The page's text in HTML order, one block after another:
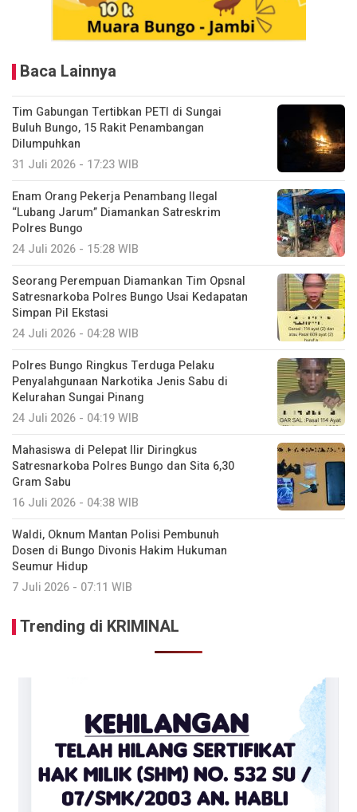
Baca Lainnya
Tim Gabungan Tertibkan PETI di Sungai
Buluh Bungo, 15 Rakit Penambangan
Dilumpuhkan
31 Juli 2026 - 17:23 WIB
Enam Orang Pekerja Penambang Ilegal
“Lubang Jarum” Diamankan Satreskrim
Polres Bungo
24 Juli 2026 - 15:28 WIB
Seorang Perempuan Diamankan Tim Opsnal
Satresnarkoba Polres Bungo Usai Kedapatan
Simpan Pil Ekstasi
24 Juli 2026 - 04:28 WIB
Polres Bungo Ringkus Terduga Pelaku
Penyalahgunaan Narkotika Jenis Sabu di
Kelurahan Sungai Pinang
24 Juli 2026 - 04:19 WIB
Mahasiswa di Pelepat Ilir Diringkus
Satresnarkoba Polres Bungo dan Sita 6,30
Gram Sabu
16 Juli 2026 - 04:38 WIB
Waldi, Oknum Mantan Polisi Pembunuh
Dosen di Bungo Divonis Hakim Hukuman
Seumur Hidup
7 Juli 2026 - 07:11 WIB
Trending di KRIMINAL